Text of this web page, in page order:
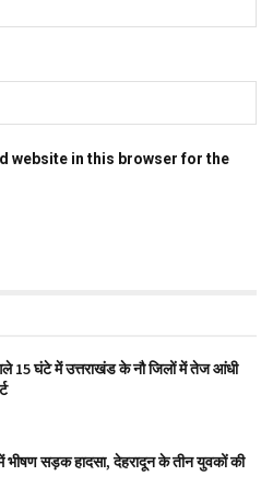
website in this browser for the
15 घंटे में उत्तराखंड के नौ जिलों में तेज आंधी
भीषण सड़क हादसा, देहरादून के तीन युवकों की